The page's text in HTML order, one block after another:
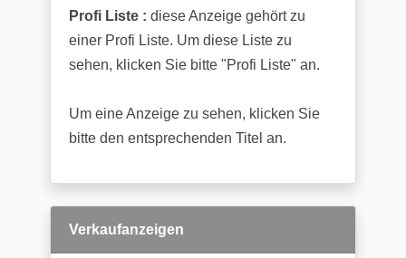
Profi Liste : diese Anzeige gehört zu
einer Profi Liste. Um diese Liste zu
sehen, klicken Sie bitte "Profi Liste" an.
Um eine Anzeige zu sehen, klicken Sie
bitte den entsprechenden Titel an.
Verkaufanzeigen